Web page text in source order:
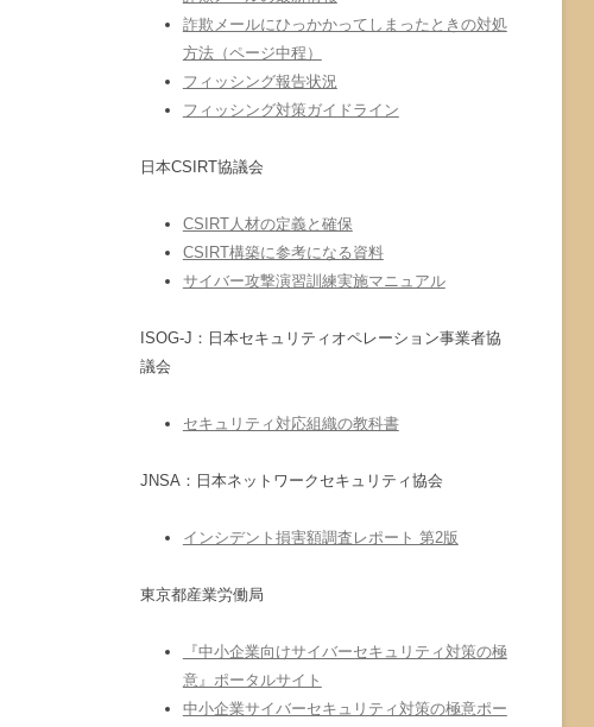
詐欺メールにひっかかってしまったときの対処
方法（ページ中程）
フィッシング報告状況
フィッシング対策ガイドライン
日本CSIRT協議会
CSIRT人材の定義と確保
CSIRT構築に参考になる資料
サイバー攻撃演習訓練実施マニュアル
ISOG-J：日本セキュリティオペレーション事業者協
議会
セキュリティ対応組織の教科書
JNSA：日本ネットワークセキュリティ協会
インシデント損害額調査レポート 第2版
東京都産業労働局
『中小企業向けサイバーセキュリティ対策の極
意』ポータルサイト
中小企業サイバーセキュリティ対策の極意ポー